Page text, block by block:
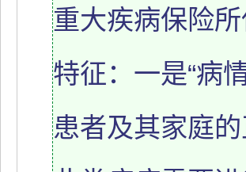
重大疾病保险
特征：一是“病
患者及其家庭